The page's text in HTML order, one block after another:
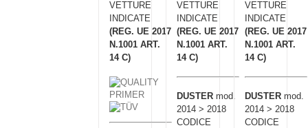
VETTURE
INDICATE
(REG. UE 2017
N.1001 ART.
14 C)
VETTURE
INDICATE
(REG. UE 2017
N.1001 ART.
14 C)
DUSTERmod.
2014 > 2018
CODICE
VETTURE
INDICATE
(REG. UE 2017
N.1001 ART.
14 C)
DUSTER mod.
2014 > 2018
CODICE